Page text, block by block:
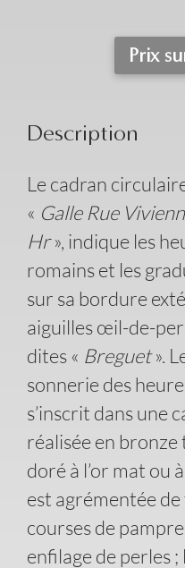
Prix
Description
Le cadran
« Galle Rue
Hr», indique les
romains et les
sur sa bordure
aiguilles œil-de-
dites « Breguet».
sonnerie des
s’inscrit dans une
réalisée en
doré à l’or mat ou
est agrémentée
courses de
enfilage de perles